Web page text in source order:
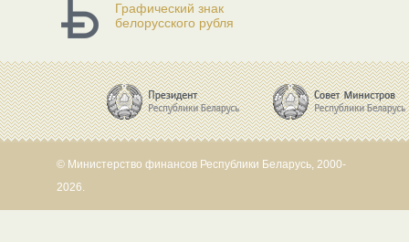
Графический знак
белорусского рубля
© Министерство финансов Республики Беларусь, 2000-
2026.